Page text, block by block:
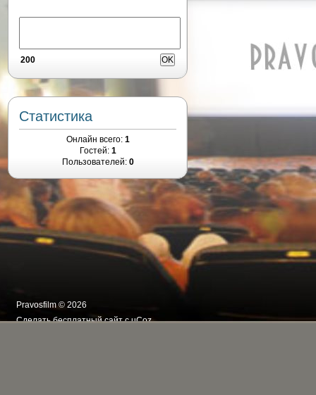
200
Статистика
Онлайн всего: 1
Гостей: 1
Пользователей: 0
Pravosfilm © 2026
Сделатьбесплатный сайтсuCoz